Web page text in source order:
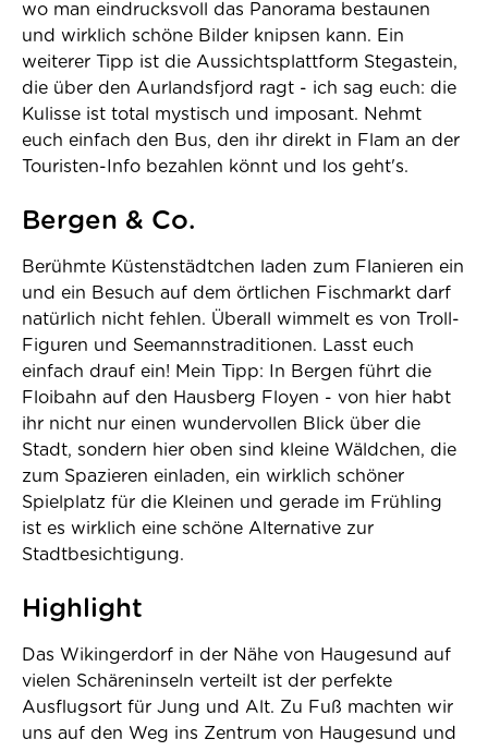
wo man eindrucksvoll das Panorama bestaunen
und wirklich schöne Bilder knipsen kann. Ein
weiterer Tipp ist die Aussichtsplattform Stegastein,
die über den Aurlandsfjord ragt - ich sag euch: die
Kulisse ist total mystisch und imposant. Nehmt
euch einfach den Bus, den ihr direkt in Flam an der
Touristen-Info bezahlen könnt und los geht's.
Bergen & Co.
Berühmte Küstenstädtchen laden zum Flanieren ein
und ein Besuch auf dem örtlichen Fischmarkt darf
natürlich nicht fehlen. Überall wimmelt es von Troll-
Figuren und Seemannstraditionen. Lasst euch
einfach drauf ein! Mein Tipp: In Bergen führt die
Floibahn auf den Hausberg Floyen - von hier habt
ihr nicht nur einen wundervollen Blick über die
Stadt, sondern hier oben sind kleine Wäldchen, die
zum Spazieren einladen, ein wirklich schöner
Spielplatz für die Kleinen und gerade im Frühling
ist es wirklich eine schöne Alternative zur
Stadtbesichtigung.
Highlight
Das Wikingerdorf in der Nähe von Haugesund auf
vielen Schäreninseln verteilt ist der perfekte
Ausflugsort für Jung und Alt. Zu Fuß machten wir
uns auf den Weg ins Zentrum von Haugesund und